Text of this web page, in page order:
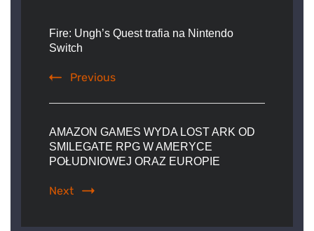
Navigation
Fire: Ungh’s Quest trafia na Nintendo
Switch
Previous
AMAZON GAMES WYDA LOST ARK OD
SMILEGATE RPG W AMERYCE
POŁUDNIOWEJ ORAZ EUROPIE
Next